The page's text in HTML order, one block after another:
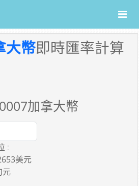
大幣即時匯率計算
加拿大幣
:
美元
元